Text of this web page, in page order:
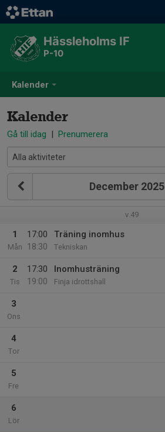
Kalender
Hässleholms IF
P-10
Kalender
Gå till idag | Prenumerera
December 2025
v.49
1
Mån
17:00
18:30
Träning inomhus
Tekniskan
2
Tis
17:30
19:00
Inomhusträning
Finja idrottshall
3
Ons
4
Tor
5
Fre
6
Lör